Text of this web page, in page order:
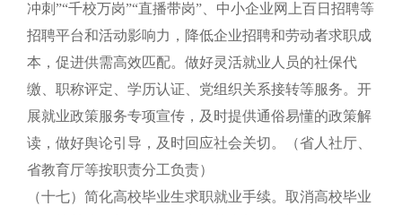
冲刺”“千校万岗”“直播带岗”、中小企业网上百日招聘等
招聘平台和活动影响力，降低企业招聘和劳动者求职成
本，促进供需高效匹配。做好灵活就业人员的社保代
缴、职称评定、学历认证、党组织关系接转等服务。开
展就业政策服务专项宣传，及时提供通俗易懂的政策解
读，做好舆论引导，及时回应社会关切。（省人社厅、
省教育厅等按职责分工负责）
（十七）简化高校毕业生求职就业手续。取消高校毕业